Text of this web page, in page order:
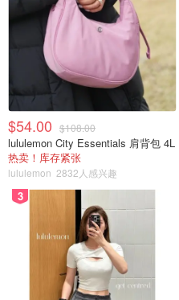
$54.00 $108.00
lululemon City Essentials 肩背包 4L
热卖！库存紧张
lululemon 2832人感兴趣
3